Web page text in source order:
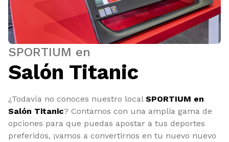
SPORTIUM en
Salón Titanic
¿Todavía no conoces nuestro local SPORTIUM en
Salón Titanic? Contamos con una amplia gama de
opciones para que puedas apostar a tus deportes
preferidos, ¡vamos a convertirnos en tu nuevo nuevo